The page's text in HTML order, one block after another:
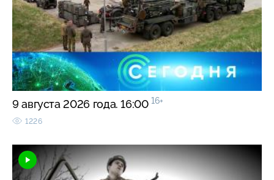
9 августа 2026 года. 16:00 16+
1226